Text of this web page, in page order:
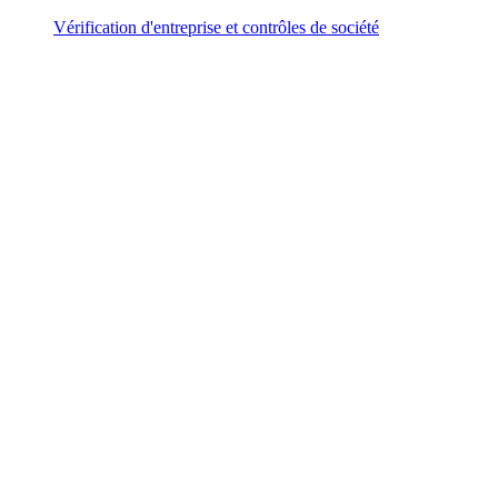
Vérification d'entreprise et contrôles de société